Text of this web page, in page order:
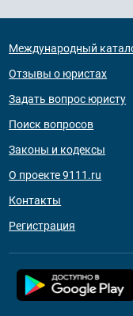
Международный
Отзывы о юристах
Задать вопрос юристу
Поиск вопросов
Законы и кодексы
О проекте 9111.ru
Контакты
Регистрация